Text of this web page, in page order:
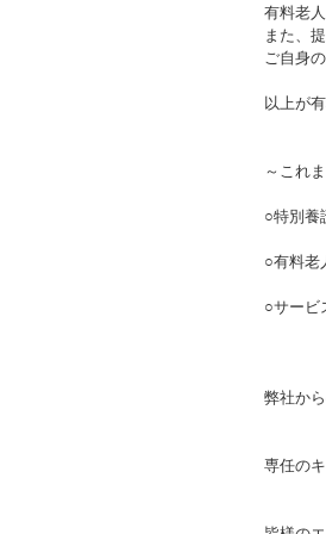
有料老
また、
ご自身
以上が
～これ
○特別養
○有料老
○サービ
弊社か
専任の